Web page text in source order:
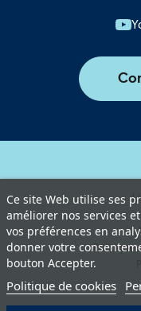
Ce site Web utilise ses
améliorer nos services
vos préférences en
donner votre
bouton Accepter.
Politique de cookies
Politique